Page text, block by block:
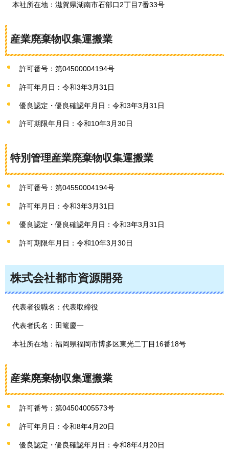
本社所在地：滋賀県湖南市石部口2丁目7番33号
産業廃棄物収集運搬業
許可番号：第04500004194号
許可年月日：令和3年3月31日
優良認定・優良確認年月日：令和3年3月31日
許可期限年月日：令和10年3月30日
特別管理産業廃棄物収集運搬業
許可番号：第04550004194号
許可年月日：令和3年3月31日
優良認定・優良確認年月日：令和3年3月31日
許可期限年月日：令和10年3月30日
株式会社都市資源開発
代表者役職名：代表取締役
代表者氏名：田篭慶一
本社所在地：福岡県福岡市博多区東光二丁目16番18号
産業廃棄物収集運搬業
許可番号：第04504005573号
許可年月日：令和8年4月20日
優良認定・優良確認年月日：令和8年4月20日